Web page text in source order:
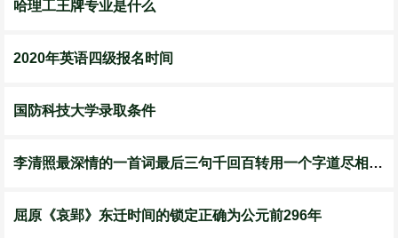
哈理工王牌专业是什么
2020年英语四级报名时间
国防科技大学录取条件
李清照最深情的一首词最后三句千回百转用一个字道尽相思苦
屈原《哀郢》东迁时间的锁定正确为公元前296年